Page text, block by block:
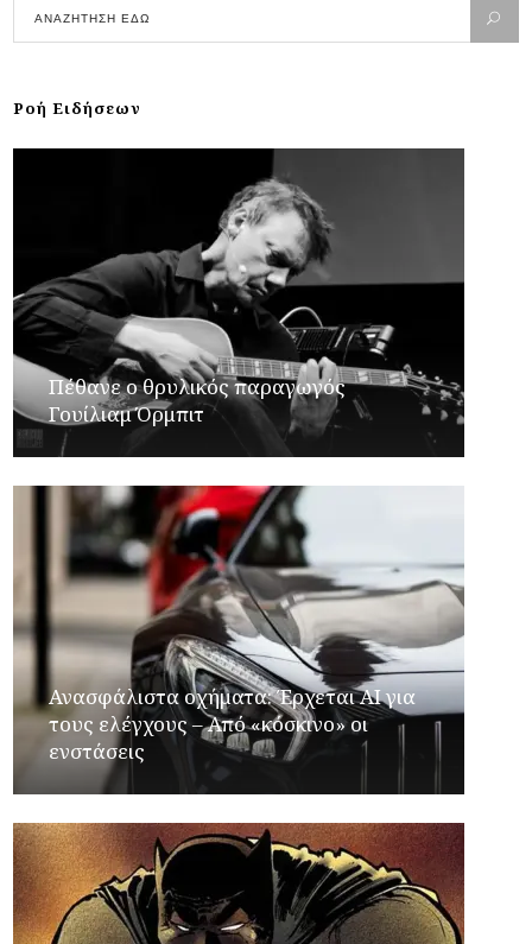
Ροή Ειδήσεων
Πέθανε ο θρυλικός παραγωγός
Γουίλιαμ Όρμπιτ
Ανασφάλιστα οχήματα: Έρχεται ΑΙ για
τους ελέγχους – Από «κόσκινο» οι
ενστάσεις